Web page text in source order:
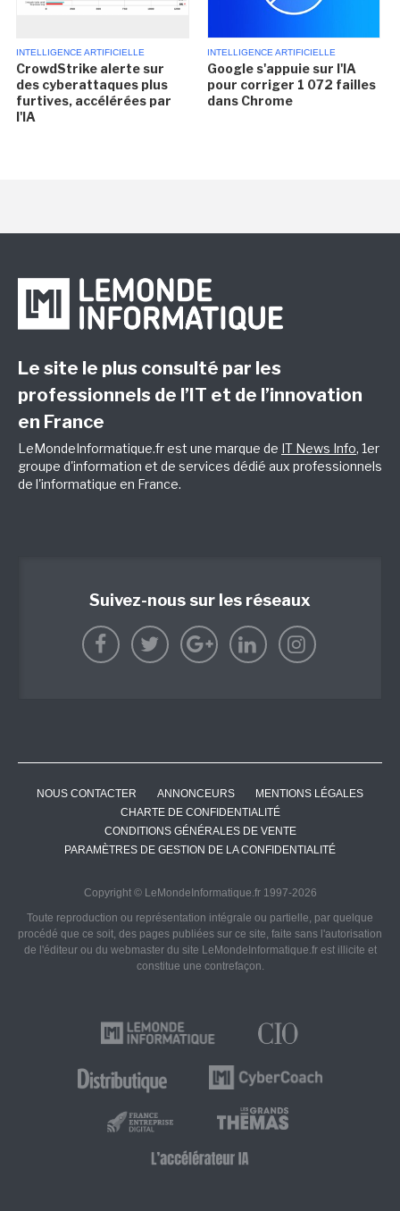
INTELLIGENCE ARTIFICIELLE
CrowdStrike alerte sur
des cyberattaques plus
furtives, accélérées par
l'IA
INTELLIGENCE ARTIFICIELLE
Google s'appuie sur l'IA
pour corriger 1 072 failles
dans Chrome
Le site le plus consulté par les
professionnels de l’IT et de l’innovation
en France
LeMondeInformatique.fr est une marque de IT News Info, 1er
groupe d'information et de services dédié aux professionnels
de l'informatique en France.
Suivez-nous sur les réseaux
NOUS CONTACTER ANNONCEURS
MENTIONS LÉGALES
CHARTE DE CONFIDENTIALITÉ
CONDITIONS GÉNÉRALES DE VENTE
PARAMÈTRES DE GESTION DE LA CONFIDENTIALITÉ
Copyright © LeMondeInformatique.fr 1997-2026
Toute reproduction ou représentation intégrale ou partielle, par quelque
procédé que ce soit, des pages publiées sur ce site, faite sans l'autorisation
de l'éditeur ou du webmaster du site LeMondeInformatique.fr est illicite et
constitue une contrefaçon.